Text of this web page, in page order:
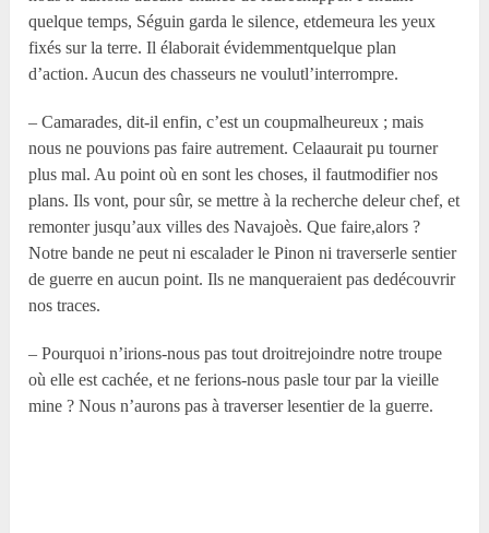
quelque temps, Séguin garda le silence, etdemeura les yeux
fixés sur la terre. Il élaborait évidemmentquelque plan
d’action. Aucun des chasseurs ne voulutl’interrompre.
– Camarades, dit-il enfin, c’est un coupmalheureux ; mais
nous ne pouvions pas faire autrement. Celaaurait pu tourner
plus mal. Au point où en sont les choses, il fautmodifier nos
plans. Ils vont, pour sûr, se mettre à la recherche deleur chef, et
remonter jusqu’aux villes des Navajoès. Que faire,alors ?
Notre bande ne peut ni escalader le Pinon ni traverserle sentier
de guerre en aucun point. Ils ne manqueraient pas dedécouvrir
nos traces.
– Pourquoi n’irions-nous pas tout droitrejoindre notre troupe
où elle est cachée, et ne ferions-nous pasle tour par la vieille
mine ? Nous n’aurons pas à traverser lesentier de la guerre.